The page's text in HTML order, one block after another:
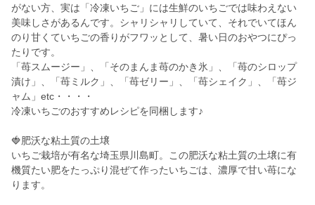
がない方、実は「冷凍いちご」には生鮮のいちごでは味わえない
美味しさがあるんです。シャリシャリしていて、それでいてほん
のり甘くていちごの香りがフワッとして、暑い日のおやつにぴっ
たりです。
「苺スムージー」、「そのまんま苺のかき氷」、「苺のシロップ
漬け」、「苺ミルク」、「苺ゼリー」、「苺シェイク」、「苺ジ
ャム」etc・・・・
冷凍いちごのおすすめレシピを同梱します♪
🍓肥沃な粘土質の土壌
いちご栽培が有名な埼玉県川島町。この肥沃な粘土質の土壌に有
機質たい肥をたっぷり混ぜて作ったいちごは、濃厚で甘い苺にな
ります。